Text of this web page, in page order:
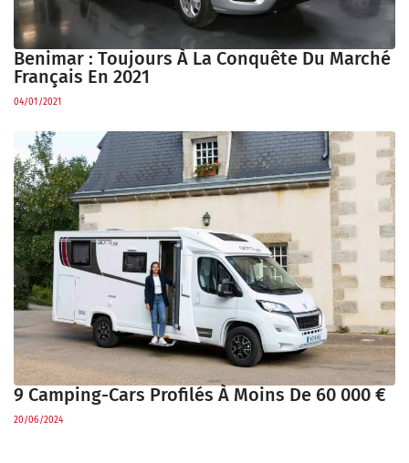
Benimar : Toujours À La Conquête Du Marché
Français En 2021
04/01/2021
9 Camping-Cars Profilés À Moins De 60 000 €
20/06/2024